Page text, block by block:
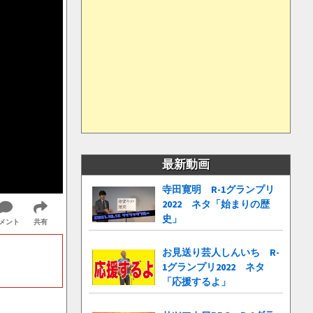
ント 共有
最新動画
寺田寛明 R-1グランプリ
2022 ネタ「始まりの歴
史」
お見送り芸人しんいち R-
1グランプリ2022 ネタ
「応援するよ」